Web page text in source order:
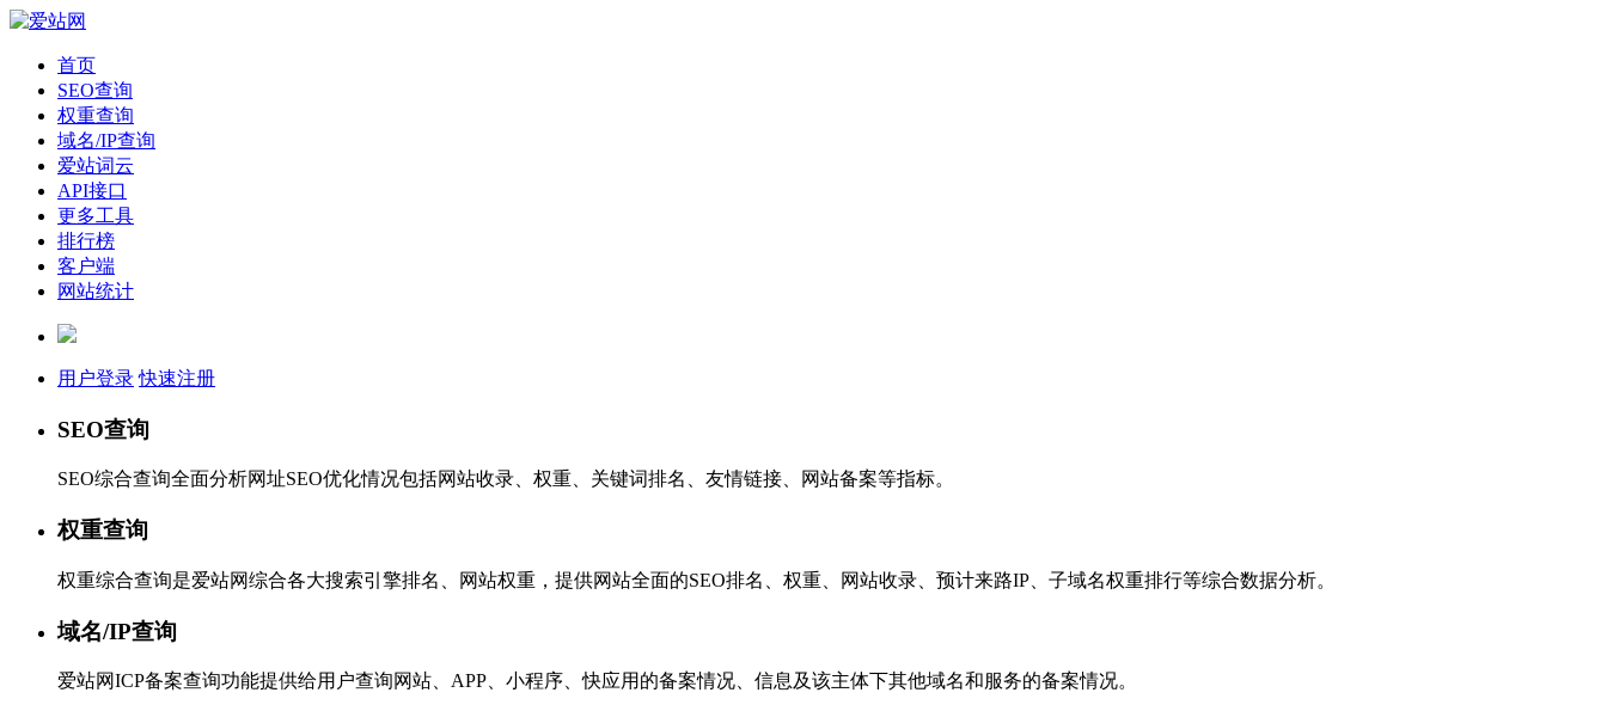
首页
SEO查询
权重查询
域名/IP查询
爱站词云
API接口
更多工具
排行榜
客户端
网站统计
用户登录 快速注册
SEO查询
SEO综合查询全面分析网址SEO优化情况包括网站收录、权重、关键词排名、友情链接、网站备案等指标。
权重查询
权重综合查询是爱站网综合各大搜索引擎排名、网站权重，提供网站全面的SEO排名、权重、网站收录、预计来路IP、子域名权重排行等综合数据分析。
域名/IP查询
爱站网ICP备案查询功能提供给用户查询网站、APP、小程序、快应用的备案情况、信息及该主体下其他域名和服务的备案情况。